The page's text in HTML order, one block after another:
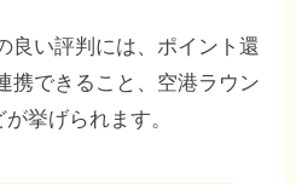
良い評判には、ポイント還
携できること、空港ラウン
挙げられます。